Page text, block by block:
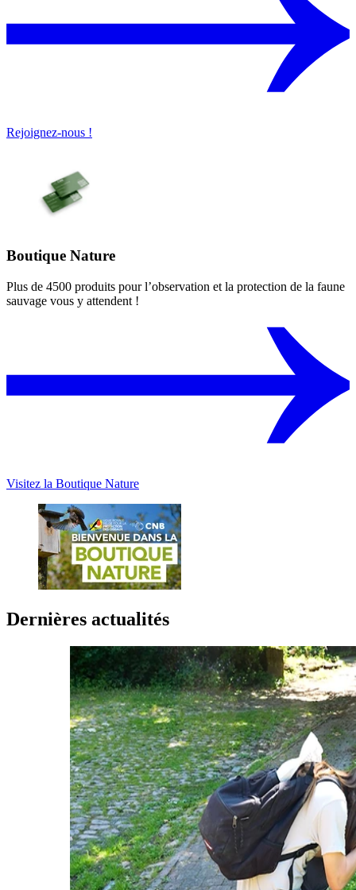
Rejoignez-nous !
Boutique Nature
Plus de 4500 produits pour l’observation et la protection de la faune
sauvage vous y attendent !
Visitez la Boutique Nature
Dernières actualités